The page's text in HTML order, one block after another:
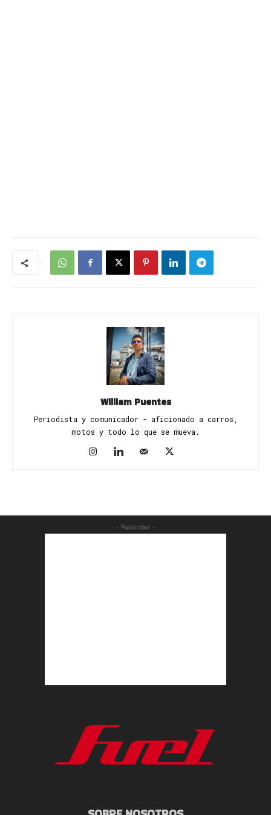
William Puentes
Periodista y comunicador - aficionado a carros,
motos y todo lo que se mueva.
- Publicidad -